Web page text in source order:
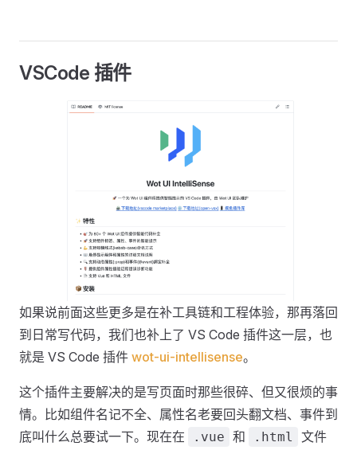
VSCode 插件
如果说前面这些更多是在补工具链和工程体验，那再落回
到日常写代码，我们也补上了 VS Code 插件这一层，也
就是 VS Code 插件 wot-ui-intellisense。
这个插件主要解决的是写页面时那些很碎、但又很烦的事
情。比如组件名记不全、属性名老要回头翻文档、事件到
底叫什么总要试一下。现在在
.vue 和 .html
文件